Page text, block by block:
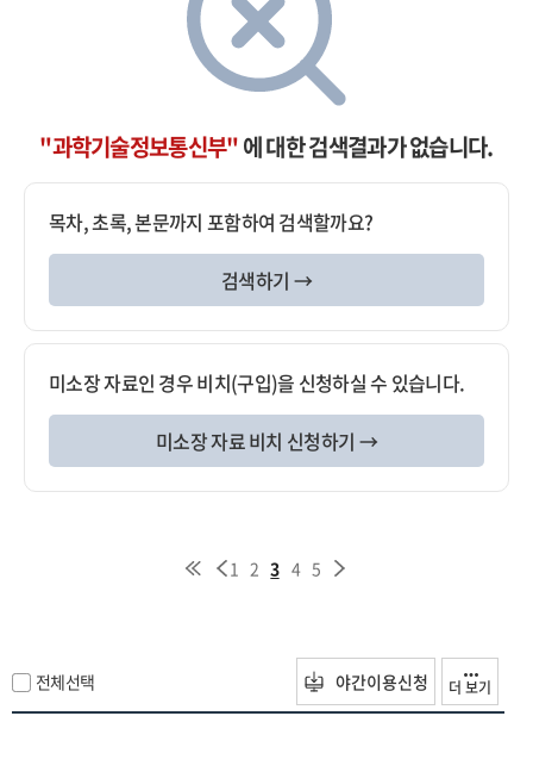
"과학기술정보통신부"에 대한 검색결과가 없습니다.
목차, 초록, 본문까지 포함하여 검색할까요?
검색하기 →
미소장 자료인 경우 비치(구입)을 신청하실 수 있습니다.
미소장 자료 비치 신청하기 →
1 2 3 4 5
전체선택 야간이용신청 더 보기